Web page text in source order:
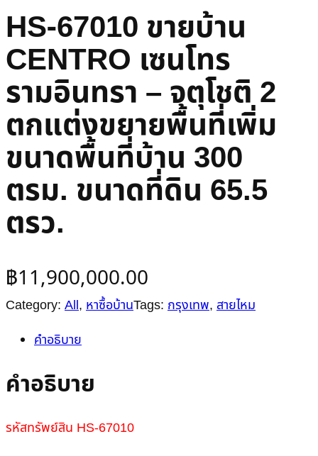
HS-67010 ขายบ้าน
CENTRO เซนโทร
รามอินทรา – จตุโชติ 2
ตกแต่งขยายพื้นที่เพิ่ม
ขนาดพื้นที่บ้าน 300
ตรม. ขนาดที่ดิน 65.5
ตรว.
฿11,900,000.00
Category: All, หาซื้อบ้านTags: กรุงเทพ, สายไหม
คำอธิบาย
คำอธิบาย
รหัสทรัพย์สิน HS-67010